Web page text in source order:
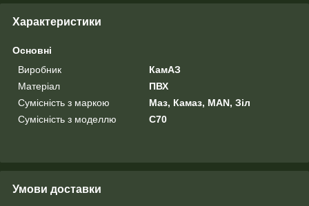
Характеристики
Основні
Виробник
КамАЗ
Матеріал
ПВХ
Сумісність з маркою
Маз, Камаз, MAN, Зіл
Сумісність з моделлю
C70
Умови доставки